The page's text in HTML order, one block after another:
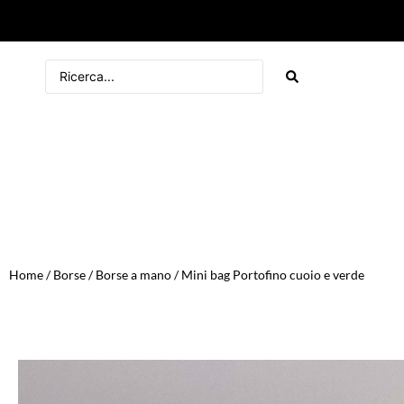
Home/Borse/Borse a mano/ Mini bag Portofino cuoio e verde